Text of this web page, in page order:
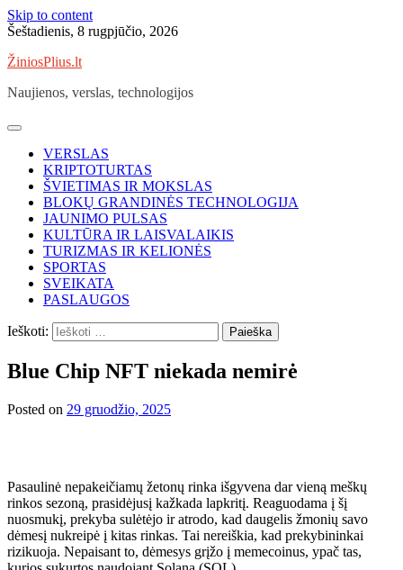
Skip to content
Šeštadienis, 8 rugpjūčio, 2026
ŽiniosPlius.lt
Naujienos, verslas, technologijos
VERSLAS
KRIPTOTURTAS
ŠVIETIMAS IR MOKSLAS
BLOKŲ GRANDINĖS TECHNOLOGIJA
JAUNIMO PULSAS
KULTŪRA IR LAISVALAIKIS
TURIZMAS IR KELIONĖS
SPORTAS
SVEIKATA
PASLAUGOS
Ieškoti:
Blue Chip NFT niekada nemirė
Posted on 29 gruodžio, 2025
Pasaulinė nepakeičiamų žetonų rinka išgyvena dar vieną meškų
rinkos sezoną, prasidėjusį kažkada lapkritį. Reaguodama į šį
nuosmukį, prekyba sulėtėjo ir atrodo, kad daugelis žmonių savo
dėmesį nukreipė į kitas rinkas. Tai nereiškia, kad prekybininkai
rizikuoja. Nepaisant to, dėmesys grįžo į memecoinus, ypač tas,